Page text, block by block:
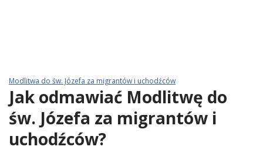
Modlitwa do św. Józefa za migrantów i uchodźców
Jak odmawiać Modlitwę do
św. Józefa za migrantów i
uchodźców?